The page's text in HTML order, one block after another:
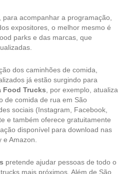
acompanhar a programação,
expositores, o melhor mesmo é
parks e das marcas, que
dos caminhões de comida,
já estão surgindo para
Food Trucks, por exemplo, atualiza
de comida de rua em São
sociais (Instagram, Facebook,
e também oferece gratuitamente
disponível para download nas
e Amazon.
pretende ajudar pessoas de todo o
mais próximos. Além de São